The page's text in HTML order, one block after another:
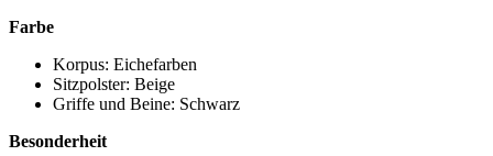
Farbe
Korpus: Eichefarben
Sitzpolster: Beige
Griffe und Beine: Schwarz
Besonderheit